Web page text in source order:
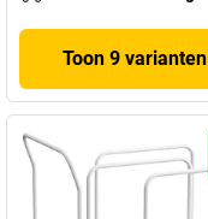
Toon 9 varianten